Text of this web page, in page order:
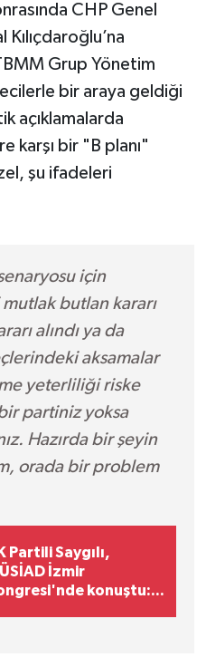
CHP Genel
Kılıçdaroğlu’na
Grup Yönetim
bir araya geldiği
açıklamalarda
karşı bir "B planı"
şu ifadeleri
için
butlan kararı
alındı ya da
aksamalar
yeterliliği riske
partiniz yoksa
Hazırda bir şeyin
orada bir problem
Partili Saygılı,
İzmir
konuştu: